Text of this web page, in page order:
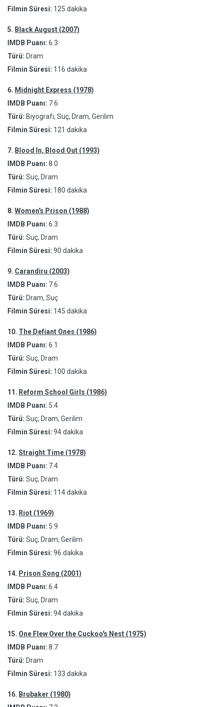
Filmin Süresi: 125 dakika
5. Black August (2007)
IMDB Puanı: 6.3
Türü: Dram
Filmin Süresi: 116 dakika
6. Midnight Express (1978)
IMDB Puanı: 7.6
Türü: Biyografi, Suç, Dram, Gerilim
Filmin Süresi: 121 dakika
7. Blood In, Blood Out (1993)
IMDB Puanı: 8.0
Türü: Suç, Dram
Filmin Süresi: 180 dakika
8. Women's Prison (1988)
IMDB Puanı: 6.3
Türü: Suç, Dram
Filmin Süresi: 90 dakika
9. Carandiru (2003)
IMDB Puanı: 7.6
Türü: Dram, Suç
Filmin Süresi: 145 dakika
10. The Defiant Ones (1986)
IMDB Puanı: 6.1
Türü: Suç, Dram
Filmin Süresi: 100 dakika
11. Reform School Girls (1986)
IMDB Puanı: 5.4
Türü: Suç, Dram, Gerilim
Filmin Süresi: 94 dakika
12. Straight Time (1978)
IMDB Puanı: 7.4
Türü: Suç, Dram
Filmin Süresi: 114 dakika
13. Riot (1969)
IMDB Puanı: 5.9
Türü: Suç, Dram, Gerilim
Filmin Süresi: 96 dakika
14. Prison Song (2001)
IMDB Puanı: 6.4
Türü: Suç, Dram
Filmin Süresi: 94 dakika
15. One Flew Over the Cuckoo's Nest (1975)
IMDB Puanı: 8.7
Türü: Dram
Filmin Süresi: 133 dakika
16. Brubaker (1980)